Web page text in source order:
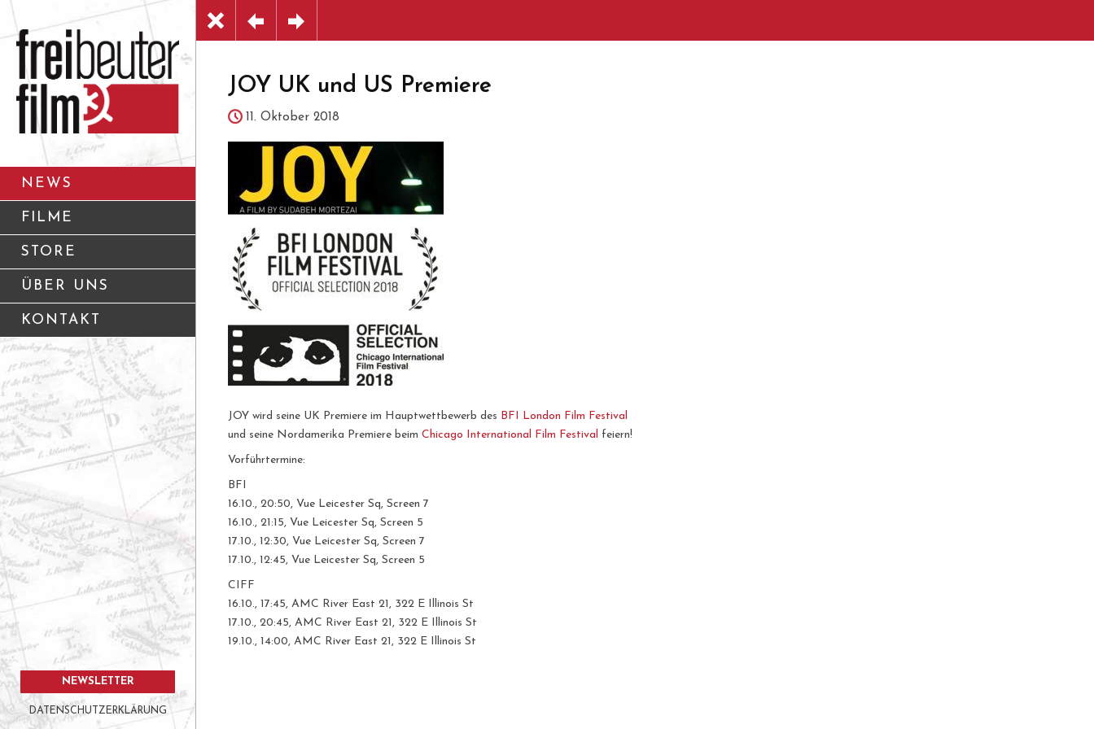
NEWS
FILME
STORE
ÜBER UNS
KONTAKT
NEWSLETTER
DATENSCHUTZERKLÄRUNG
JOY UK und US Premiere
11. Oktober 2018
JOY wird seine UK Premiere im Hauptwettbewerb des BFI London Film Festival
und seine Nordamerika Premiere beim Chicago International Film Festival feiern!
Vorführtermine:
BFI
16.10., 20:50, Vue Leicester Sq, Screen 7
16.10., 21:15, Vue Leicester Sq, Screen 5
17.10., 12:30, Vue Leicester Sq, Screen 7
17.10., 12:45, Vue Leicester Sq, Screen 5
CIFF
16.10., 17:45, AMC River East 21, 322 E Illinois St
17.10., 20:45, AMC River East 21, 322 E Illinois St
19.10., 14:00, AMC River East 21, 322 E Illinois St